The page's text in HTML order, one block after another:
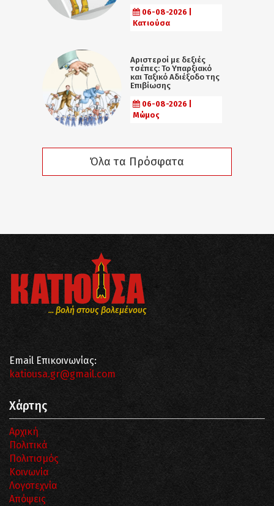
06-08-2026 |
Κατιούσα
Αριστεροί με δεξιές
τσέπες: Το Υπαρξιακό
και Ταξικό Αδιέξοδο της
Επιβίωσης
06-08-2026 |
Μώμος
Όλα τα Πρόσφατα
... βολή στους βολεμένους
Email Επικοινωνίας:
katiousa.gr@gmail.com
Χάρτης
Αρχική
Πολιτικά
Πολιτισμός
Κοινωνία
Λογοτεχνία
Απόψεις